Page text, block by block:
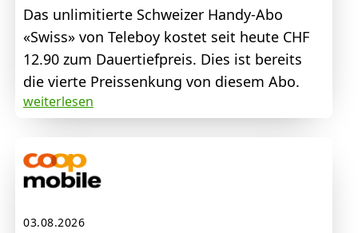
Das unlimitierte Schweizer Handy-Abo
«Swiss» von Teleboy kostet seit heute CHF
12.90 zum Dauertiefpreis. Dies ist bereits
die vierte Preissenkung von diesem Abo.
weiterlesen
03.08.2026